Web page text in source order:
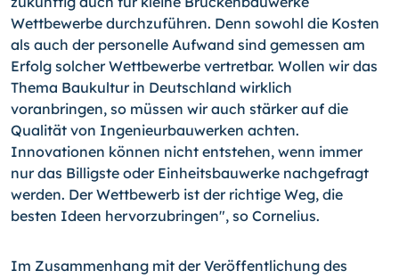
Wettbewerbe durchzuführen. Denn sowohl die Kosten
als auch der personelle Aufwand sind gemessen am
Erfolg solcher Wettbewerbe vertretbar. Wollen wir das
Thema Baukultur in Deutschland wirklich
voranbringen, so müssen wir auch stärker auf die
Qualität von Ingenieurbauwerken achten.
Innovationen können nicht entstehen, wenn immer
nur das Billigste oder Einheitsbauwerke nachgefragt
werden. Der Wettbewerb ist der richtige Weg, die
besten Ideen hervorzubringen", so Cornelius.
Im Zusammenhang mit der Veröffentlichung des